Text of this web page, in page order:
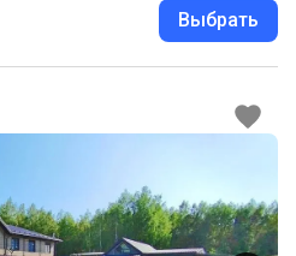
Выбрать